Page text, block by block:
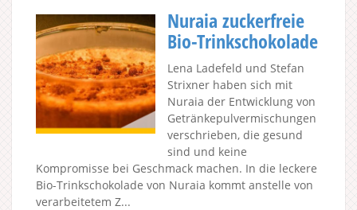
Nuraia zuckerfreie
Bio-Trinkschokolade
Lena Ladefeld und Stefan
Strixner haben sich mit
Nuraia der Entwicklung von
Getränkepulvermischungen
verschrieben, die gesund
sind und keine
Kompromisse bei Geschmack machen. In die leckere
Bio-Trinkschokolade von Nuraia kommt anstelle von
verarbeitetem Z...